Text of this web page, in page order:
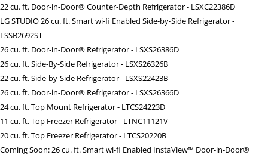
22 cu. ft. Door-in-Door® Counter-Depth Refrigerator - LSXC22386D
LG STUDIO 26 cu. ft. Smart wi-fi Enabled Side-by-Side Refrigerator -
LSSB2692ST
26 cu. ft. Door-in-Door® Refrigerator - LSXS26386D
26 cu. ft. Side-By-Side Refrigerator - LSXS26326B
22 cu. ft. Side-by-Side Refrigerator - LSXS22423B
26 cu. ft. Door-in-Door® Refrigerator - LSXS26366D
24 cu. ft. Top Mount Refrigerator - LTCS24223D
11 cu. ft. Top Freezer Refrigerator - LTNC11121V
20 cu. ft. Top Freezer Refrigerator - LTCS20220B
Coming Soon: 26 cu. ft. Smart wi-fi Enabled InstaView™ Door-in-Door®